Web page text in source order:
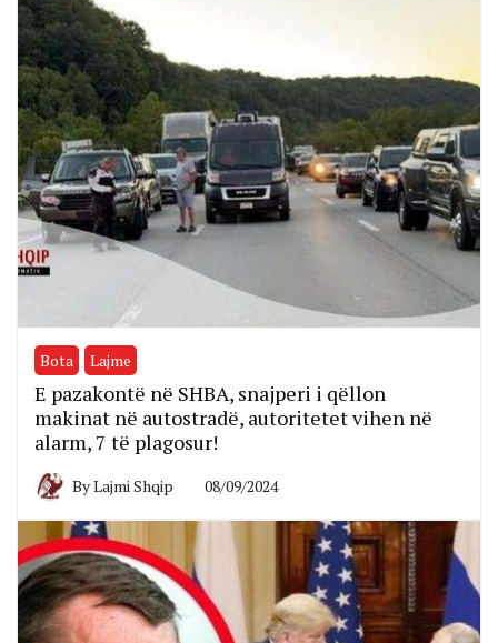
Bota Lajme
E pazakontë në SHBA, snajperi i qëllon
makinat në autostradë, autoritetet vihen në
alarm, 7 të plagosur!
ByLajmi Shqip 08/09/2024